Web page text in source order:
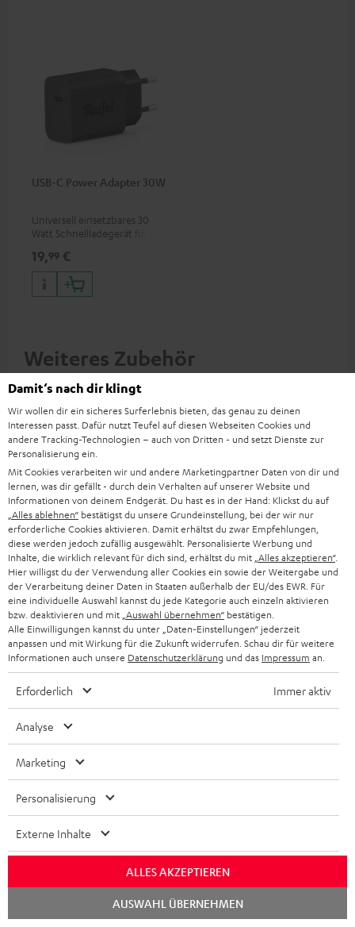
USB-C Power Adapter 30W
Universell einsetzbares 30
Watt Schnellladegerät für
Apple iPhones, Android
Smartphones, Tablets und
Geräte mit USB-C-Anschluss
19,99 €
Weiteres Zubehör
VARTA Wireless Power
Bank
2-in-1: Powerbank mit bis zu
18W Ladeleistung über USB
Typ C & Wireless Charger mit
bis zu 10W Ladestrom
34,99€
USB-C PD Kabel 1,5m
Universell einsetzbares
Ladekabel für alle Geräte mit
USB-C-Ladeport, passend für
alle Teufel Produkte mit USB-
C-Anschluss
14,99€
Lieferumfang
ROCKSTER GO 2
1 × USB-C Kabel – Schwarz
1 × ROCKSTER GO 2 Trageschlaufe
Damit‘s nach dir klingt
Wir wollen dir ein sicheres Surferlebnis bieten, das genau zu deinen
Interessen passt. Dafür nutzt Teufel auf diesen Webseiten Cookies und
andere Tracking-Technologien – auch von Dritten - und setzt Dienste zur
Personalisierung ein.
Mit Cookies verarbeiten wir und andere Marketingpartner Daten von dir und
lernen, was dir gefällt - durch dein Verhalten auf unserer Website und
Informationen von deinem Endgerät. Du hast es in der Hand: Klickst du auf
„Alles ablehnen“ bestätigst du unsere Grundeinstellung, bei der wir nur
erforderliche Cookies aktivieren. Damit erhältst du zwar Empfehlungen,
diese werden jedoch zufällig ausgewählt. Personalisierte Werbung und
Inhalte, die wirklich relevant für dich sind, erhältst du mit „Alles akzeptieren“.
Hier willigst du der Verwendung aller Cookies ein sowie der Weitergabe und
der Verarbeitung deiner Daten in Staaten außerhalb der EU/des EWR. Für
eine individuelle Auswahl kannst du jede Kategorie auch einzeln aktivieren
bzw. deaktivieren und mit „Auswahl übernehmen“ bestätigen.
Alle Einwilligungen kannst du unter „Daten-Einstellungen“ jederzeit
anpassen und mit Wirkung für die Zukunft widerrufen. Schau dir für weitere
Informationen auch unsere Datenschutzerklärung und das Impressum an.
Erforderlich Immer aktiv
Analyse
Marketing
Personalisierung
Externe Inhalte
ALLES AKZEPTIEREN
AUSWAHL ÜBERNEHMEN